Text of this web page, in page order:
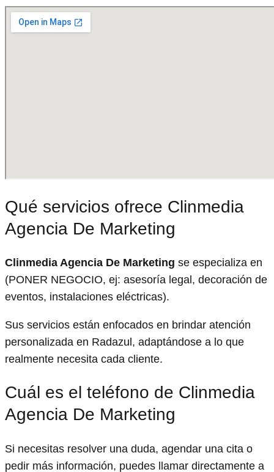
Qué servicios ofrece Clinmedia
Agencia De Marketing
Clinmedia Agencia De Marketing se especializa en
(PONER NEGOCIO, ej: asesoría legal, decoración de
eventos, instalaciones eléctricas).
Sus servicios están enfocados en brindar atención
personalizada en Radazul, adaptándose a lo que
realmente necesita cada cliente.
Cuál es el teléfono de Clinmedia
Agencia De Marketing
Si necesitas resolver una duda, agendar una cita o
pedir más información, puedes llamar directamente a